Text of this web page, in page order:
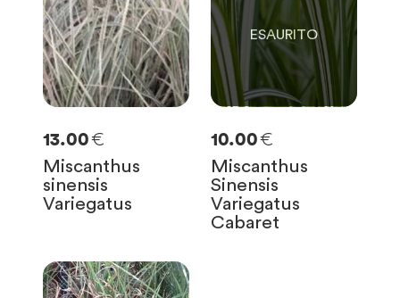
13.00€
Miscanthus
sinensis
Variegatus
10.00€
Miscanthus
Sinensis
Variegatus
Cabaret